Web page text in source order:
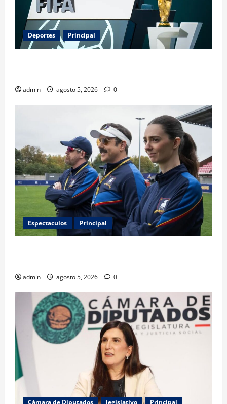
Deportes Principal
admin agosto 5, 2026 0
Espectaculos Principal
admin agosto 5, 2026 0
Cámara de Diputados legislativo Principal